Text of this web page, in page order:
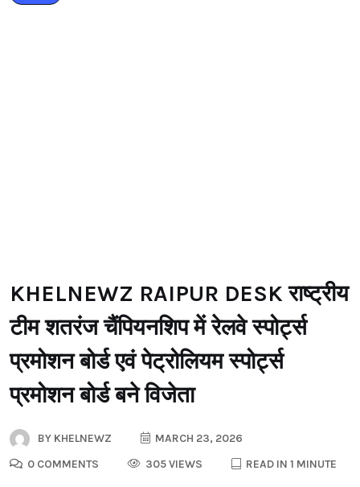
KHELNEWZ RAIPUR DESK राष्ट्रीय
टीम शतरंज चैंपियनशिप में रेलवे स्पोर्ट्स
प्रमोशन बोर्ड एवं पेट्रोलियम स्पोर्ट्स
प्रमोशन बोर्ड बने विजेता
BY KHELNEWZ
MARCH 23, 2026
0 COMMENTS
305 VIEWS READ IN 1 MINUTE